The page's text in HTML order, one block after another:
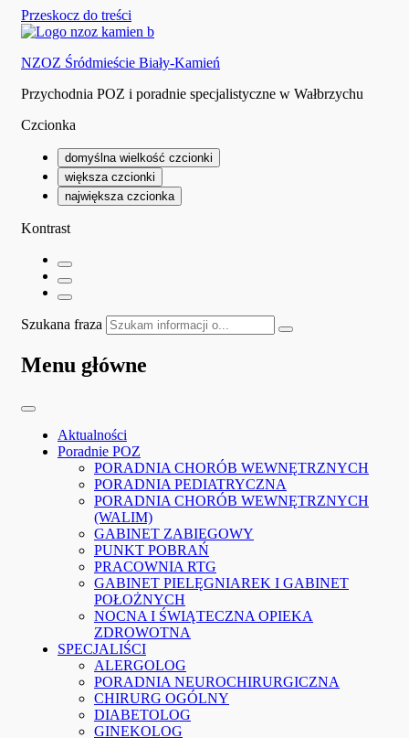
Przeskocz do treści
NZOZ Śródmieście Biały-Kamień
Przychodnia POZ i poradnie specjalistyczne w Wałbrzychu
Czcionka
domyślna wielkość czcionki
większa czcionki
największa czcionka
Kontrast
Szukana fraza
Menu główne
Aktualności
Poradnie POZ
PORADNIA CHORÓB WEWNĘTRZNYCH
PORADNIA PEDIATRYCZNA
PORADNIA CHORÓB WEWNĘTRZNYCH
(WALIM)
GABINET ZABIEGOWY
PUNKT POBRAŃ
PRACOWNIA RTG
GABINET PIELĘGNIAREK I GABINET
POŁOŻNYCH
NOCNA I ŚWIĄTECZNA OPIEKA
ZDROWOTNA
SPECJALIŚCI
ALERGOLOG
PORADNIA NEUROCHIRURGICZNA
CHIRURG OGÓLNY
DIABETOLOG
GINEKOLOG